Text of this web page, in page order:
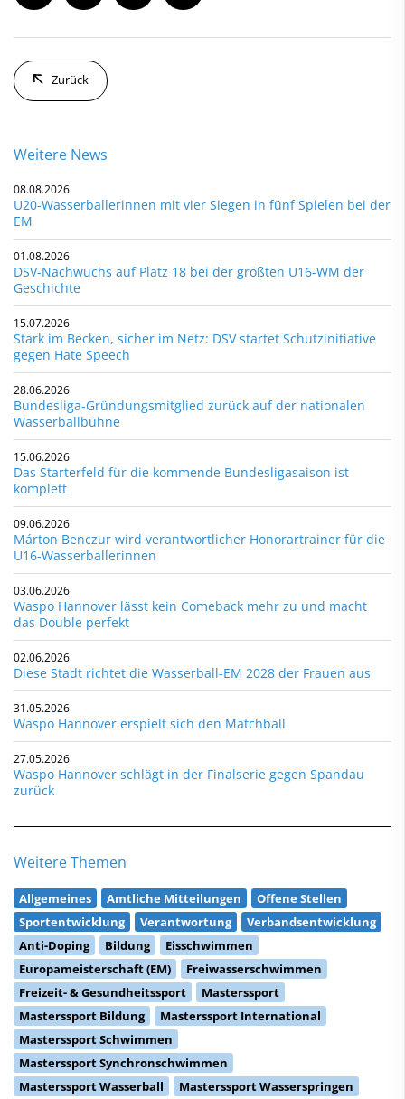
Zurück
Weitere News
08.08.2026
U20-Wasserballerinnen mit vier Siegen in fünf Spielen bei der
EM
01.08.2026
DSV-Nachwuchs auf Platz 18 bei der größten U16-WM der
Geschichte
15.07.2026
Stark im Becken, sicher im Netz: DSV startet Schutzinitiative
gegen Hate Speech
28.06.2026
Bundesliga-Gründungsmitglied zurück auf der nationalen
Wasserballbühne
15.06.2026
Das Starterfeld für die kommende Bundesligasaison ist
komplett
09.06.2026
Márton Benczur wird verantwortlicher Honorartrainer für die
U16-Wasserballerinnen
03.06.2026
Waspo Hannover lässt kein Comeback mehr zu und macht
das Double perfekt
02.06.2026
Diese Stadt richtet die Wasserball-EM 2028 der Frauen aus
31.05.2026
Waspo Hannover erspielt sich den Matchball
27.05.2026
Waspo Hannover schlägt in der Finalserie gegen Spandau
zurück
Weitere Themen
Allgemeines Amtliche Mitteilungen
Offene Stellen
Sportentwicklung
Verantwortung
Verbandsentwicklung
Anti-Doping
Bildung
Eisschwimmen
Europameisterschaft (EM)
Freiwasserschwimmen
Freizeit- & Gesundheitssport
Masterssport
Masterssport Bildung
Masterssport International
Masterssport Schwimmen
Masterssport Synchronschwimmen
Masterssport Wasserball
Masterssport Wasserspringen